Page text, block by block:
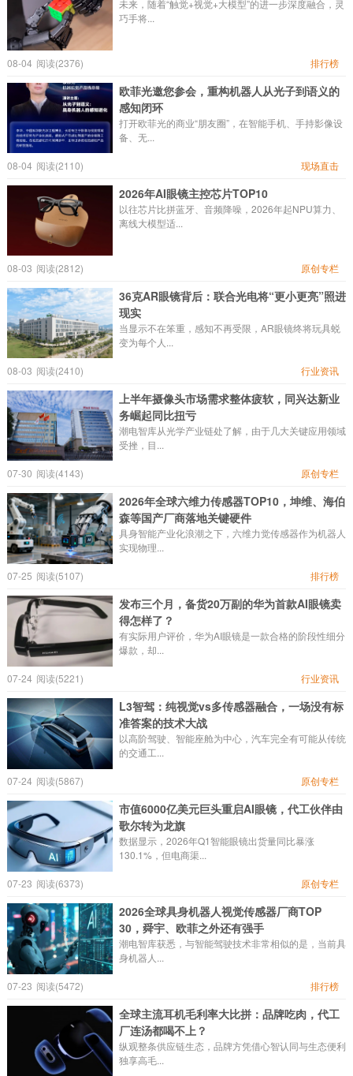
未来，随着“触觉+视觉+大模型”的进一步深度融合，灵
巧手将...
08-04 阅读(2376) 排行榜
欧菲光邀您参会，重构机器人从光子到语义的
感知闭环
打开欧菲光的商业“朋友圈”，在智能手机、手持影像设
备、无...
08-04 阅读(2110) 现场直击
2026年AI眼镜主控芯片TOP10
以往芯片比拼蓝牙、音频降噪，2026年起NPU算力、
离线大模型适...
08-03 阅读(2812) 原创专栏
36克AR眼镜背后：联合光电将“更小更亮”照进
现实
当显示不在笨重，感知不再受限，AR眼镜终将玩具蜕
变为每个人...
08-03 阅读(2410) 行业资讯
上半年摄像头市场需求整体疲软，同兴达新业
务崛起同比扭亏
潮电智库从光学产业链处了解，由于几大关键应用领域
受挫，目...
07-30 阅读(4143) 原创专栏
2026年全球六维力传感器TOP10，坤维、海伯
森等国产厂商落地关键硬件
具身智能产业化浪潮之下，六维力觉传感器作为机器人
实现物理...
07-25 阅读(5107) 排行榜
发布三个月，备货20万副的华为首款AI眼镜卖
得怎样了？
有实际用户评价，华为AI眼镜是一款合格的阶段性细分
爆款，却...
07-24 阅读(5221) 行业资讯
L3智驾：纯视觉vs多传感器融合，一场没有标
准答案的技术大战
以高阶驾驶、智能座舱为中心，汽车完全有可能从传统
的交通工...
07-24 阅读(5867) 原创专栏
市值6000亿美元巨头重启AI眼镜，代工伙伴由
歌尔转为龙旗
数据显示，2026年Q1智能眼镜出货量同比暴涨
130.1%，但电商渠...
07-23 阅读(6373) 原创专栏
2026全球具身机器人视觉传感器厂商TOP
30，舜宇、欧菲之外还有强手
潮电智库获悉，与智能驾驶技术非常相似的是，当前具
身机器人...
07-23 阅读(5472) 排行榜
全球主流耳机毛利率大比拼：品牌吃肉，代工
厂连汤都喝不上？
纵观整条供应链生态，品牌方凭借心智认同与生态便利
独享高毛...